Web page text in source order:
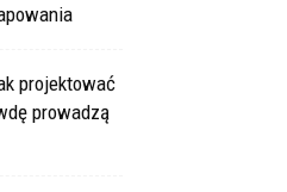
projektować
prowadzą